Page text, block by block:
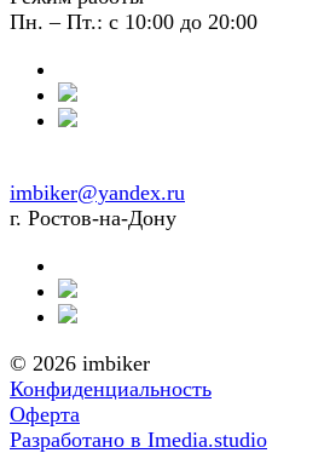
Пн. – Пт.: с 10:00 до 20:00
imbiker@yandex.ru
г. Ростов-на-Дону
© 2026 imbiker
Конфиденциальность
Оферта
Разработано в Imedia.studio